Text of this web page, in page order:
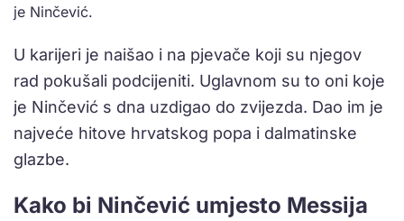
je Ninčević.
U karijeri je naišao i na pjevače koji su njegov
rad pokušali podcijeniti. Uglavnom su to oni koje
je Ninčević s dna uzdigao do zvijezda. Dao im je
najveće hitove hrvatskog popa i dalmatinske
glazbe.
Kako bi Ninčević umjesto Messija